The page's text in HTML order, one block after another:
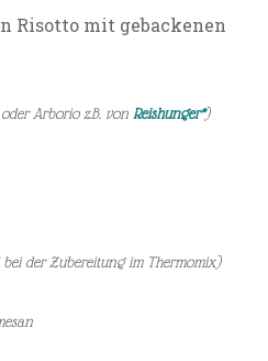
Risotto mit gebackenen
Arborio z.B. von Reishunger*)
bei der Zubereitung im Thermomix)